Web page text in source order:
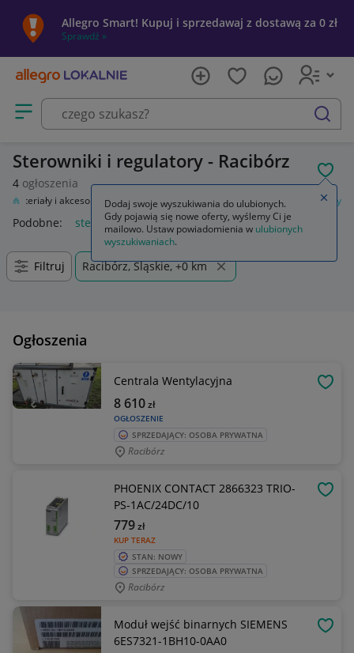
Allegro Smart! Kupuj i sprzedawaj z dostawą za 0 zł
Sprawdź »
Otwórz menu z kategoriami
szukaj
Sterowniki i regulatory - Racibórz
4 ogłoszenia
Materiały i akcesoria Automatyka przemysłowa Sterowniki i regulatory
Podobne: sterowniki i regulatory
Filtruj Racibórz, Śląskie, +0 km
Ogłoszenia
Centrala Wentylacyjna
OGŁOSZENIE
8 610zł
SPRZEDAJĄCY: OSOBA PRYWATNA
Racibórz
PHOENIX CONTACT 2866323 TRIO-
PS-1AC/24DC/10
KUP TERAZ
779zł
STAN: NOWY
SPRZEDAJĄCY: OSOBA PRYWATNA
Racibórz
Moduł wejść binarnych SIEMENS
6ES7321-1BH10-0AA0
Dodaj swoje wyszukiwania do ulubionych.
Gdy pojawią się nowe oferty, wyślemy Ci je
mailowo. Ustaw powiadomienia w ulubionych
wyszukiwaniach.